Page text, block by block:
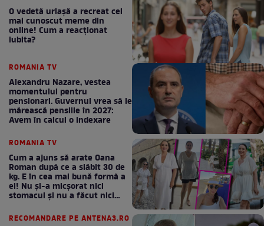
O vedetă uriașă a recreat cel
mai cunoscut meme din
online! Cum a reacționat
iubita?
ROMANIA TV
Alexandru Nazare, vestea
momentului pentru
pensionari. Guvernul vrea să le
mărească pensiile în 2027:
Avem în calcul o indexare
ROMANIA TV
Cum a ajuns să arate Oana
Roman după ce a slăbit 30 de
kg. E în cea mai bună formă a
ei! Nu și-a micșorat nici
stomacul și nu a făcut nici
RECOMANDARE PE ANTENA3.RO